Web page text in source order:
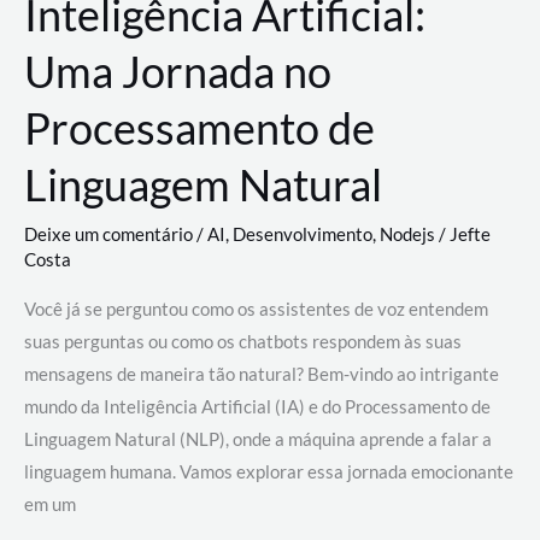
Inteligência Artificial:
Uma Jornada no
Processamento de
Linguagem Natural
Deixe um comentário/AI, Desenvolvimento, Nodejs / Jefte
Costa
Você já se perguntou como os assistentes de voz entendem
suas perguntas ou como os chatbots respondem às suas
mensagens de maneira tão natural? Bem-vindo ao intrigante
mundo da Inteligência Artificial (IA) e do Processamento de
Linguagem Natural (NLP), onde a máquina aprende a falar a
linguagem humana. Vamos explorar essa jornada emocionante
em um